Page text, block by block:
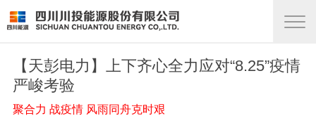
【天彭电力】上下齐心全力应对“8.25”疫情
严峻考验
聚合力 战疫情 风雨同舟克时艰